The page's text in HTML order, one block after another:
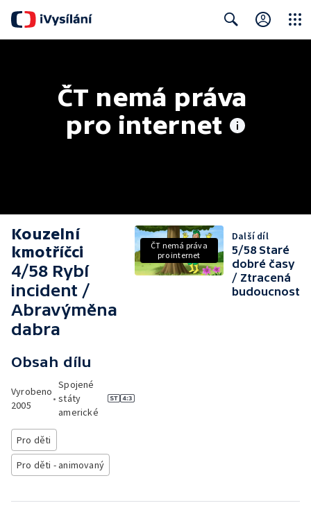
ČT nemá práva
pro internet
Kouzelní
kmotříčci
4/58 Rybí
incident /
Abravýměna
dabra
Obsah dílu
Vyrobeno
2005
•
Spojené
státy
americké
Pro děti
Pro děti - animovaný
ČT nemá práva
pro internet
Další díl
5/58 Staré
dobré časy
/ Ztracená
budoucnost